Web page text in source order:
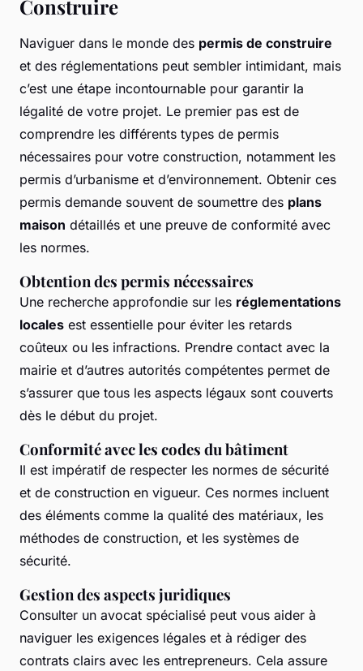
Construire
Naviguer dans le monde des permis de construire
et des réglementations peut sembler intimidant, mais
c’est une étape incontournable pour garantir la
légalité de votre projet. Le premier pas est de
comprendre les différents types de permis
nécessaires pour votre construction, notamment les
permis d’urbanisme et d’environnement. Obtenir ces
permis demande souvent de soumettre des plans
maison détaillés et une preuve de conformité avec
les normes.
Obtention des permis nécessaires
Une recherche approfondie sur les réglementations
locales est essentielle pour éviter les retards
coûteux ou les infractions. Prendre contact avec la
mairie et d’autres autorités compétentes permet de
s’assurer que tous les aspects légaux sont couverts
dès le début du projet.
Conformité avec les codes du bâtiment
Il est impératif de respecter les normes de sécurité
et de construction en vigueur. Ces normes incluent
des éléments comme la qualité des matériaux, les
méthodes de construction, et les systèmes de
sécurité.
Gestion des aspects juridiques
Consulter un avocat spécialisé peut vous aider à
naviguer les exigences légales et à rédiger des
contrats clairs avec les entrepreneurs. Cela assure